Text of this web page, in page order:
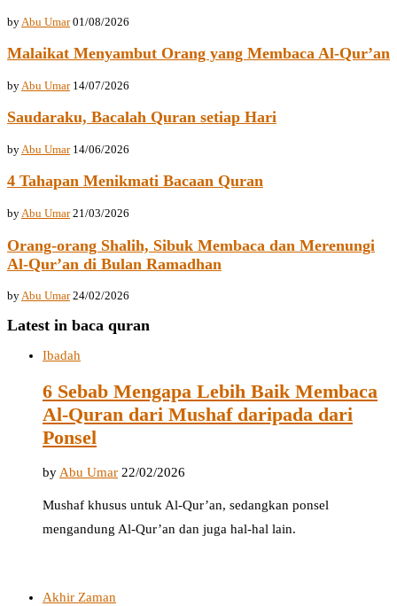
by Abu Umar 01/08/2026
Malaikat Menyambut Orang yang Membaca Al-Qur’an
by Abu Umar 14/07/2026
Saudaraku, Bacalah Quran setiap Hari
by Abu Umar 14/06/2026
4 Tahapan Menikmati Bacaan Quran
byAbu Umar 21/03/2026
Orang-orang Shalih, Sibuk Membaca dan Merenungi
Al-Qur’an di Bulan Ramadhan
byAbu Umar 24/02/2026
Latest in baca quran
Ibadah
6 Sebab Mengapa Lebih Baik Membaca
Al-Quran dari Mushaf daripada dari
Ponsel
byAbu Umar 22/02/2026
Mushaf khusus untuk Al-Qur’an, sedangkan ponsel
mengandung Al-Qur’an dan juga hal-hal lain.
Akhir Zaman